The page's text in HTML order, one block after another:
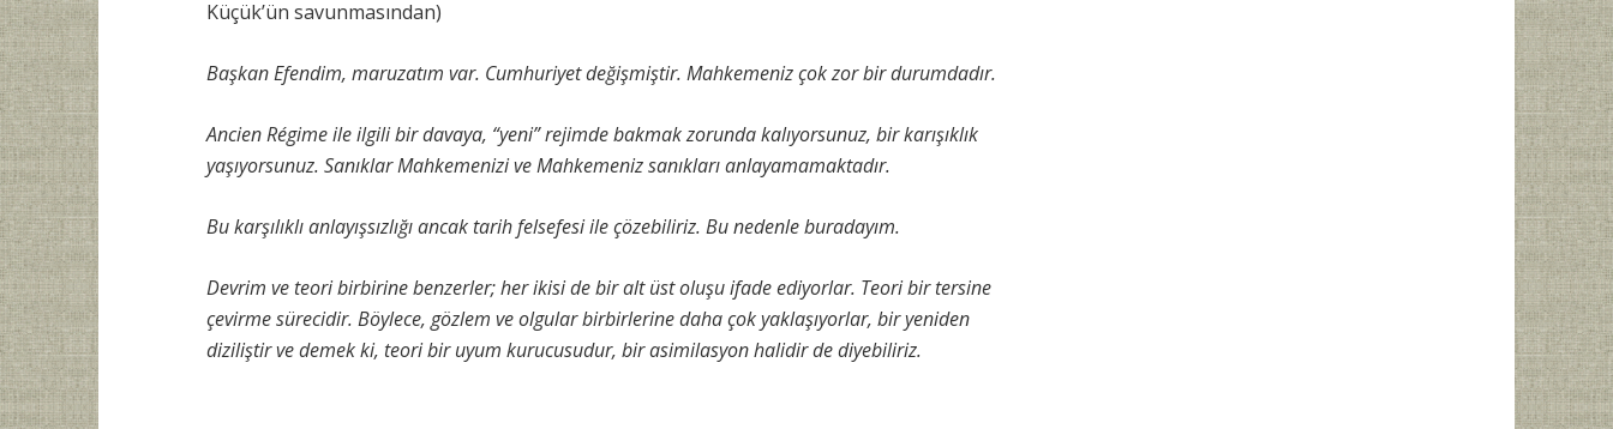
Küçük’ün savunmasından)
Başkan Efendim, maruzatım var. Cumhuriyet değişmiştir. Mahkemeniz çok zor bir durumdadır.
Ancien Régime ile ilgili bir davaya, “yeni” rejimde bakmak zorunda kalıyorsunuz, bir karışıklık
yaşıyorsunuz. Sanıklar Mahkemenizi ve Mahkemeniz sanıkları anlayamamaktadır.
Bu karşılıklı anlayışsızlığı ancak tarih felsefesi ile çözebiliriz. Bu nedenle buradayım.
Devrim ve teori birbirine benzerler; her ikisi de bir alt üst oluşu ifade ediyorlar. Teori bir tersine
çevirme sürecidir. Böylece, gözlem ve olgular birbirlerine daha çok yaklaşıyorlar, bir yeniden
diziliştir ve demek ki, teori bir uyum kurucusudur, bir asimilasyon halidir de diyebiliriz.